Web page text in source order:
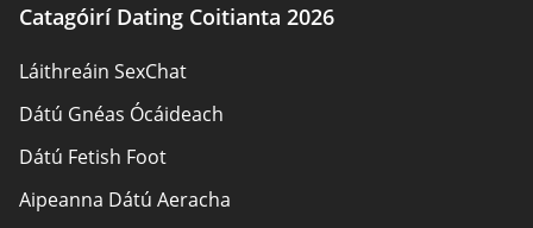
Fúinn
Glaoigh orainn
Catagóirí Dating Coitianta 2026
Láithreáin SexChat
Dátú Gnéas Ócáideach
Dátú Fetish Foot
Aipeanna Dátú Aeracha